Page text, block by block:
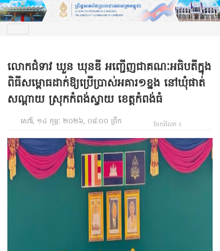
លោកជំទាវ ឃួន ឃុនឌី អញ្ជើញជាគណៈអធិបតីក្នុង
ពិធីសម្ពោធដាក់ឱ្យប្រើប្រាស់អគារ១ខ្នង នៅឃុំផាត់
សណ្តាយ ស្រុកកំពង់ស្វាយ ខេត្តកំពង់ធំ
សៅរ៍, ១៤ កុម្ភៈ ២០២៦, ០៨:០០ ព្រឹក ចែករំលែក ៖